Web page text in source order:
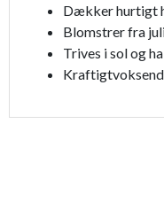
Dækker hurtigt
Blomstrer fra
Trives i sol og